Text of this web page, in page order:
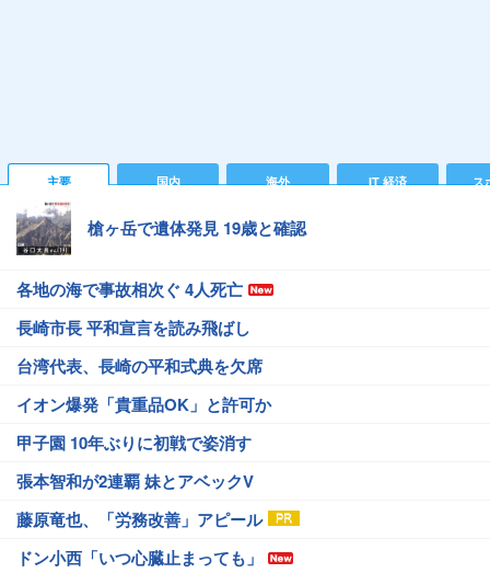
主要 国内 海外 IT 経済 ス
槍ヶ岳で遺体発見 19歳と確認
各地の海で事故相次ぐ 4人死亡
長崎市長 平和宣言を読み飛ばし
台湾代表、長崎の平和式典を欠席
イオン爆発「貴重品OK」と許可か
甲子園 10年ぶりに初戦で姿消す
張本智和が2連覇 妹とアベックV
藤原竜也、「労務改善」アピール
ドン小西「いつ心臓止まっても」